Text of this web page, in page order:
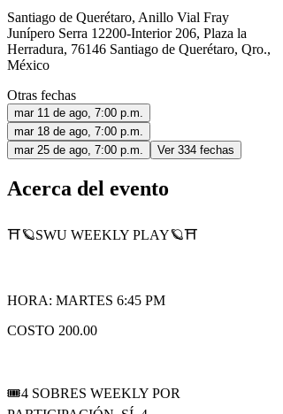
Santiago de Querétaro, Anillo Vial Fray
Junípero Serra 12200-Interior 206, Plaza la
Herradura, 76146 Santiago de Querétaro, Qro.,
México
Otras fechas
mar 11 de ago, 7:00 p.m.
mar 18 de ago, 7:00 p.m.
mar 25 de ago, 7:00 p.m.
Ver 334 fechas
Acerca del evento
⛩🪐SWU WEEKLY PLAY🪐⛩
HORA: MARTES 6:45 PM
COSTO 200.00
🎟4 SOBRES WEEKLY POR